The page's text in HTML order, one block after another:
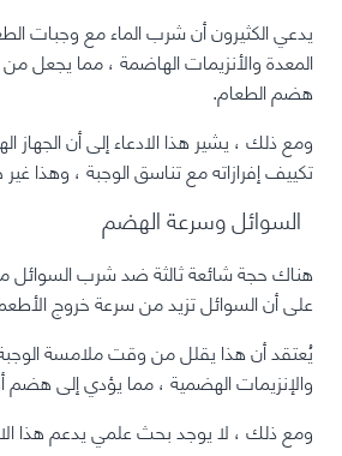
يدعي الكثيرون أنشرب الماءمع وجبات
المعدة والأنزيمات الهاضمة ، مما
هضم الطعام.
ومع ذلك ، يشير هذا الادعاء إلى أن الجهاز
تكييف إفرازاته مع تناسق الوجبة ، وهذا
السوائل وسرعة الهضم
هناك حجة شائعة ثالثة ضد شرب
على أن السوائل تزيد من سرعة خروج
يُعتقد أن هذا يقلل من وقت ملامسة
والإنزيمات الهضمية ، مما يؤدي إلىهضم
ومع ذلك ، لا يوجد بحث علمي يدعم هذا